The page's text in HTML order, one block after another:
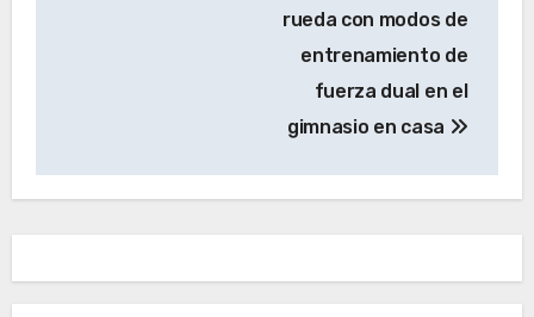
rueda con modos de
entrenamiento de
fuerza dual en el
gimnasio en casa